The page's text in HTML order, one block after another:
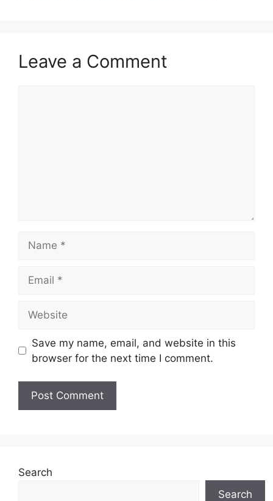
Leave a Comment
Save my name, email, and website in this
browser for the next time I comment.
Search
Search